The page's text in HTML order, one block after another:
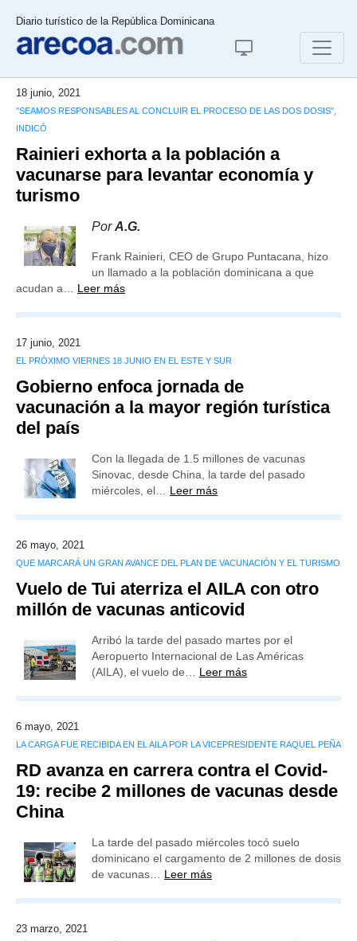
Diario turístico de la República Dominicana
18 junio, 2021
"SEAMOS RESPONSABLES AL CONCLUIR EL PROCESO DE LAS DOS DOSIS",
INDICÓ
Rainieri exhorta a la población a
vacunarse para levantar economía y
turismo
PorA.G.
Frank Rainieri, CEO de Grupo Puntacana, hizo
un llamado a la población dominicana a que
acudan a… Leer más
17 junio, 2021
EL PRÓXIMO VIERNES 18 JUNIO EN EL ESTE Y SUR
Gobierno enfoca jornada de
vacunación a la mayor región turística
del país
Con la llegada de 1.5 millones de vacunas
Sinovac, desde China, la tarde del pasado
miércoles, el… Leer más
26 mayo, 2021
QUE MARCARÁ UN GRAN AVANCE DEL PLAN DE VACUNACIÓN Y EL TURISMO
Vuelo de Tui aterriza el AILA con otro
millón de vacunas anticovid
Arribó la tarde del pasado martes por el
Aeropuerto Internacional de Las Américas
(AILA), el vuelo de… Leer más
6 mayo, 2021
LA CARGA FUE RECIBIDA EN EL AILA POR LA VICEPRESIDENTE RAQUEL PEÑA
RD avanza en carrera contra el Covid-
19: recibe 2 millones de vacunas desde
China
La tarde del pasado miércoles tocó suelo
dominicano el cargamento de 2 millones de dosis
de vacunas… Leer más
23 marzo, 2021